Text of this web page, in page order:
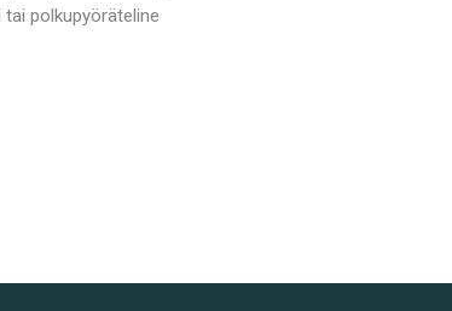
polkupyöräteline